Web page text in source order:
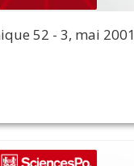
52 - 3, mai 2001